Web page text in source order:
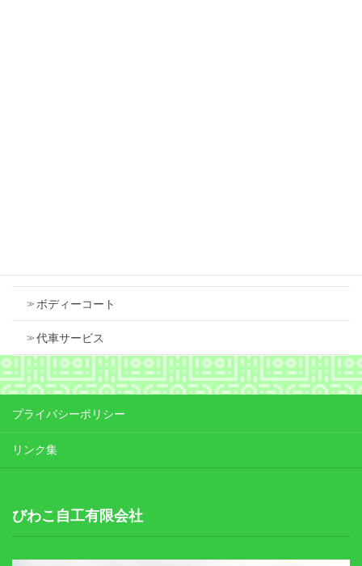
ボディーコート
代車サービス
プライバシーポリシー
リンク集
びわこ自工有限会社